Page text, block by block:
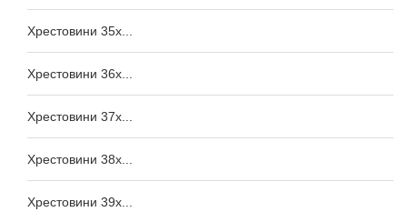
Хрестовини 35x...
Хрестовини 36x...
Хрестовини 37x...
Хрестовини 38x...
Хрестовини 39x...